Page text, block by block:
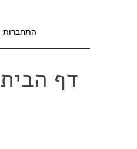
התחברות
דף הבית